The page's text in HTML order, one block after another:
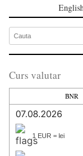
Curs valutar
BNR
07.08.2026
1 EUR = lei